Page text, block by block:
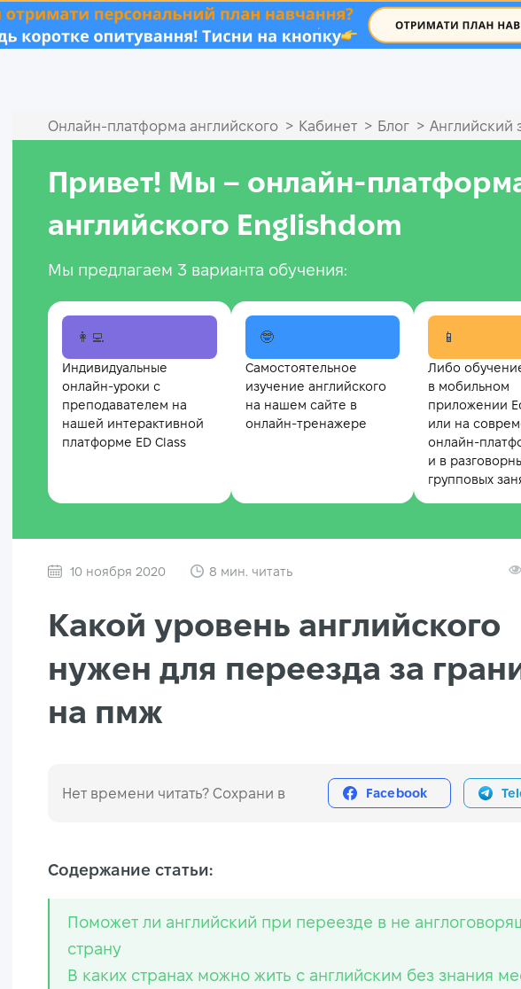
.
Онлайн‑платформа английского > Кабинет > Блог > Английский
Привет! Мы –
английского Englishdom
Мы предлагаем 3 варианта обучения:
👩‍💻
Индивидуальные
онлайн-уроки с
преподавателем на
нашей интерактивной
платформе ED Class
🤓
Самостоятельное
изучение английского
на нашем сайте в
онлайн-тренажере
📱
Либо
в мобильном
приложении
или на
онлайн-
и в
групповых
10 ноября 2020 8 мин. читать
Какой уровень английского
нужен для переезда за
на пмж
Нет времени читать? Сохрани в Facebook
Содержание статьи:
Поможет ли английский при переезде в не
страну
В каких странах можно жить с английским без знания